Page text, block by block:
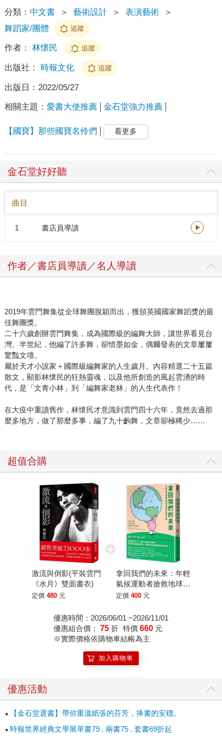
分類： 中文書 ＞ 藝術設計 ＞ 表演藝術
＞
舞蹈家/團體
追蹤
作者： 林懷民 追蹤
出版社： 時報文化 追蹤
出版日： 2022/05/27
相關主題： 愛書大使推薦 金石堂強力推薦
【國寶】那些國寶名伶們 看更多
金石堂好好聽
曲目
1 書店員導讀
作者／書店員導讀／名人導讀
2019年雲門舞集從全球舞團脫穎而出，獲頒英國國家舞蹈獎的最
佳舞團獎。
二十六歲創辦雲門舞集，成為國際級的編舞大師，讓世界看見台
灣。半世紀，他編了許多舞，卻惜墨如金，偶爾發表的文章屢屢
驚豔文壇。
屬於天才小說家＋國際級編舞家的人生歲月。內容精選二十五篇
散文，顯影林懷民的狂熱靈魂，以及他所創造的風起雲湧的時
代，是「文青小林」到「編舞家老林」的人生代表作！
在大疫中重讀舊作，林懷民才意識到雲門四十六年，竟然去過那
麼多地方，做了那麼多事，編了九十齣舞，文章卻極稀少……
超值合購
激流與倒影(平裝雲門
《水月》雙面書衣)
定價 480 元
拿回我們的未來：年輕
氣候運動者搶救地球的
深度行動
定價 400 元
優惠時間：2026/06/01 ~2026/11/01
優惠組合價： 75 折 特價 660 元
※實際價格依購物車結帳為主
加入購物車
優惠活動
【金石堂選書】帶你重溫紙張的芬芳，捧書的安穩。
時報世界經典文學展單書79 . 兩書75 . 套書69折起